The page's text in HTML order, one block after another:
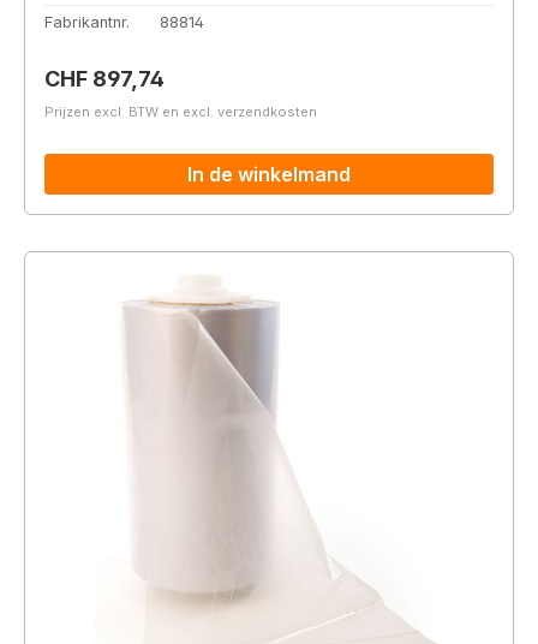
Fabrikantnr.
88814
Normale prijs:
CHF 897,74
Prijzen excl. BTW en excl. verzendkosten
In de winkelmand